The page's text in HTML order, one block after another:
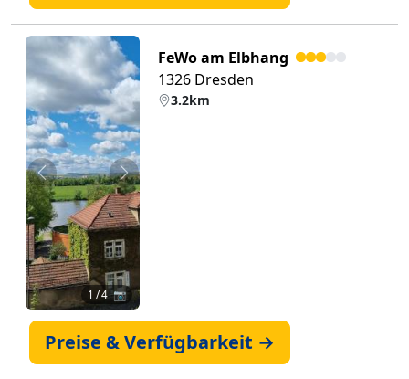
Zurück Weiter
1 / 4 📷
FeWo am Elbhang
1326 Dresden
3.2km
Preise & Verfügbarkeit →